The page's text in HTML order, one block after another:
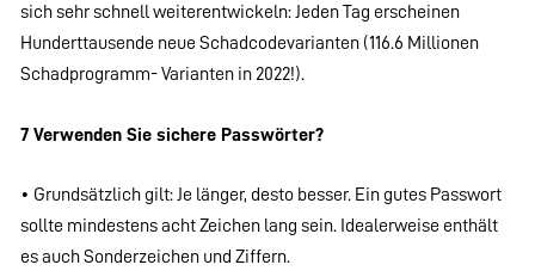
sich sehr schnell weiterentwickeln: Jeden Tag erscheinen
Hunderttausende neue Schadcodevarianten (116.6 Millionen
Schadprogramm- Varianten in 2022!).
7 Verwenden Sie sichere Passwörter?
• Grundsätzlich gilt: Je länger, desto besser. Ein gutes Passwort
sollte mindestens acht Zeichen lang sein. Idealerweise enthält
es auch Sonderzeichen und Ziffern.